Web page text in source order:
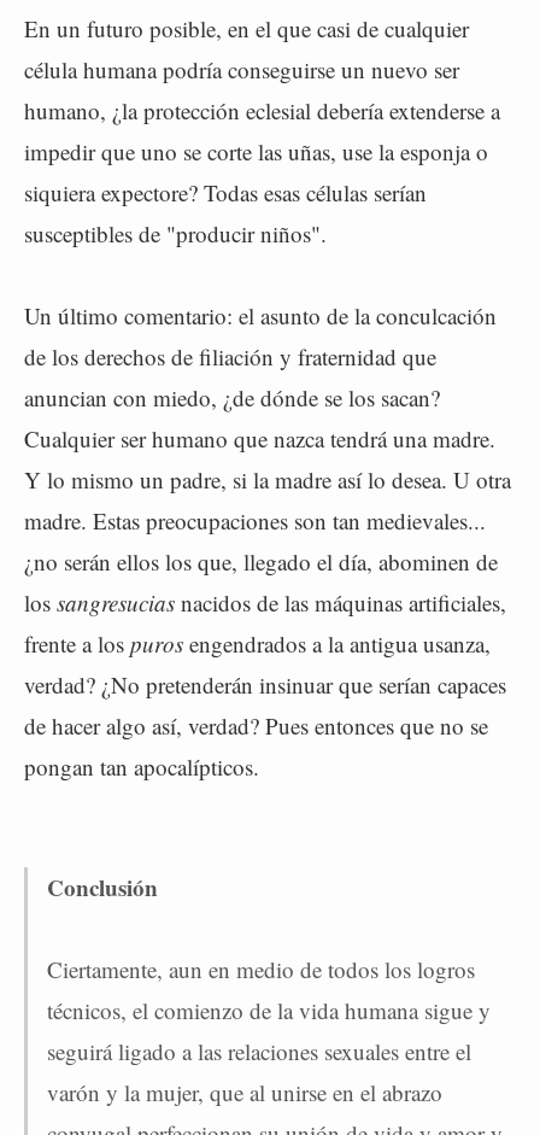
En un futuro posible, en el que casi de cualquier
célula humana podría conseguirse un nuevo ser
humano, ¿la protección eclesial debería extenderse a
impedir que uno se corte las uñas, use la esponja o
siquiera expectore? Todas esas células serían
susceptibles de "producir niños".
Un último comentario: el asunto de la conculcación
de los derechos de filiación y fraternidad que
anuncian con miedo, ¿de dónde se los sacan?
Cualquier ser humano que nazca tendrá una madre.
Y lo mismo un padre, si la madre así lo desea. U otra
madre. Estas preocupaciones son tan medievales...
¿no serán ellos los que, llegado el día, abominen de
los sangresucias nacidos de las máquinas artificiales,
frente a los puros engendrados a la antigua usanza,
verdad? ¿No pretenderán insinuar que serían capaces
de hacer algo así, verdad? Pues entonces que no se
pongan tan apocalípticos.
Conclusión
Ciertamente, aun en medio de todos los logros
técnicos, el comienzo de la vida humana sigue y
seguirá ligado a las relaciones sexuales entre el
varón y la mujer, que al unirse en el abrazo